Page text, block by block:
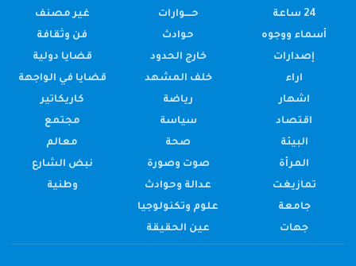
24 ساعة
أسماء ووجوه
إصدارات
اراء
اشهار
اقتصاد
البيئة
المرأة
تمازيغت
جامعة
جهات
حــــوارات
حوادث
خارج الحدود
خلف المشهد
رياضة
سياسة
صحة
صوت وصورة
عدالة وحوادث
علوم وتكنولوجيا
عين الحقيقة
غير مصنف
فن وثقافة
قضايا دولية
قضايا في الواجهة
كاريكاتير
مجتمع
معالم
نبض الشارع
وطنية